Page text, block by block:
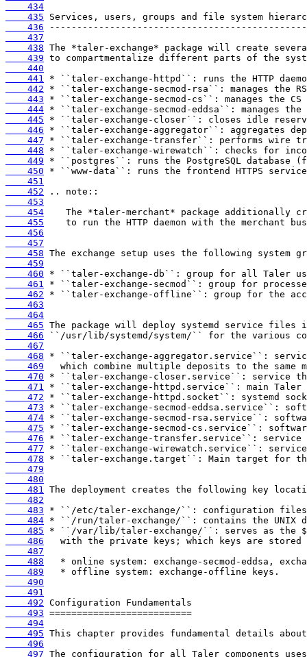
    434
    435
    436
    437
    438
    439
    440
    441
    442
    443
    444
    445
    446
    447
    448
    449
    450
    451
    452
    453
    454
    455
    456
    457
    458
    459
    460
    461
    462
    463
    464
    465
    466
    467
    468
    469
    470
    471
    472
    473
    474
    475
    476
    477
    478
    479
    480
    481
    482
    483
    484
    485
    486
    487
    488
    489
    490
    491
    492
    493
    494
    495
    496
    497